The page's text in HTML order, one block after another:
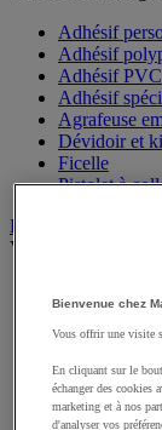
Adhésif
Adhésif
Adhésif PVC
Adhésif
Agrafeuse
Dévidoir et kit
Ficelle
Bac
Accessoires
Bac à bec
Bac de
Bac gerbable
Bac norme
Bienvenue chez
Vous offrir une visite
En cliquant sur le
échanger des cookies
marketing et à nos
d'analyser vos